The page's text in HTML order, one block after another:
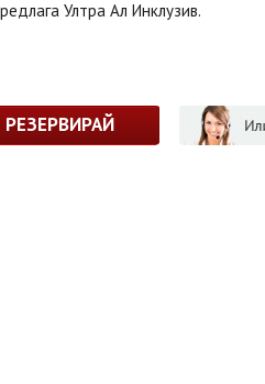
Ултра Ал Инклузив.
РЕЗЕРВИРАЙ